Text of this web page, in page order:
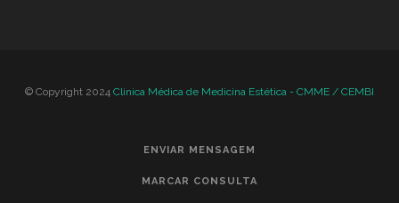
© Copyright 2024 Clinica Médica de Medicina Estética - CMME / CEMBI
ENVIAR MENSAGEM
MARCAR CONSULTA